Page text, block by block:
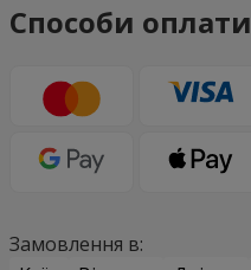
Способи оплати
Замовлення в: